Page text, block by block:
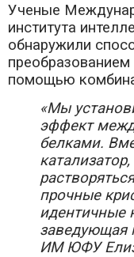
Ученые
института
обнаружили
помощью
«Мы
эффект
белками.
прочные
идентичные
заведующая
ИМ ЮФУ